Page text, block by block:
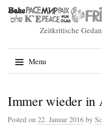
Zeitkritische
Menu
to
Immer wieder in
Posted on 22. Januar 2016 by